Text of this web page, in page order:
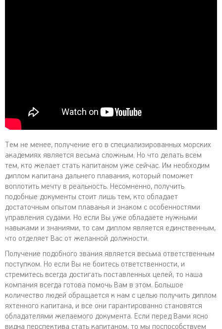
Тем не менее, получение его в специализированных морских
академиях является весьма сложным. Но что делать всем
тем, кто желает стать капитаном уже сейчас. Им необходим
диплом капитана дальнего плавания, который поможет
воплотить мечту в реальность. Несомненно, получить
подобные документы стоит лишь тем, кто обладает
достаточным опытом плаванья и знаком с особенностями
управления судами. Но если Вы уже обладаете нужными
навыками и знаниями, то сам диплом является единственным,
что отделяет Вас от желанной должности.
Получение подобного звания является весьма ответственным
поступком. Но если Вы не боитесь ответственности, и
стремитесь всегда достигать поставленных целей, то наша
компания всегда готова помочь Вам в этом. Большое
количество людей обращается к нам с целью получить диплом
яхтенного капитана, и все они гарантированно становятся
обладателями желаемого документа. Если перед Вами ясно
видна перспектива стать капитаном, то мы поспособствуем